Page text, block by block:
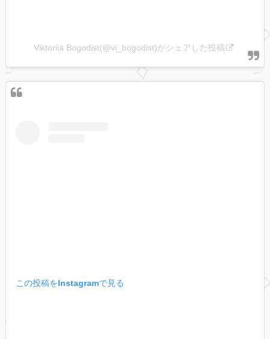
Viktoriia Bogodist(@vi_bogodist)がシェアした投稿
この投稿をInstagramで見る